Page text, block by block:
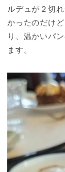
ルデュが２切
かったのだけ
り、温かいパ
ます。